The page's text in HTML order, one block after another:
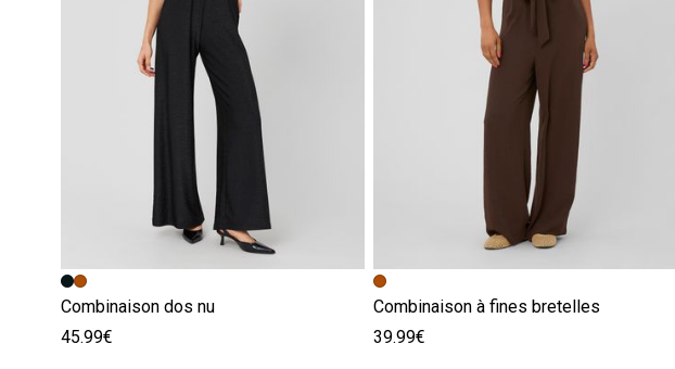
Combinaison dos nu
45.99€
Combinaison à fines bretelles
39.99€